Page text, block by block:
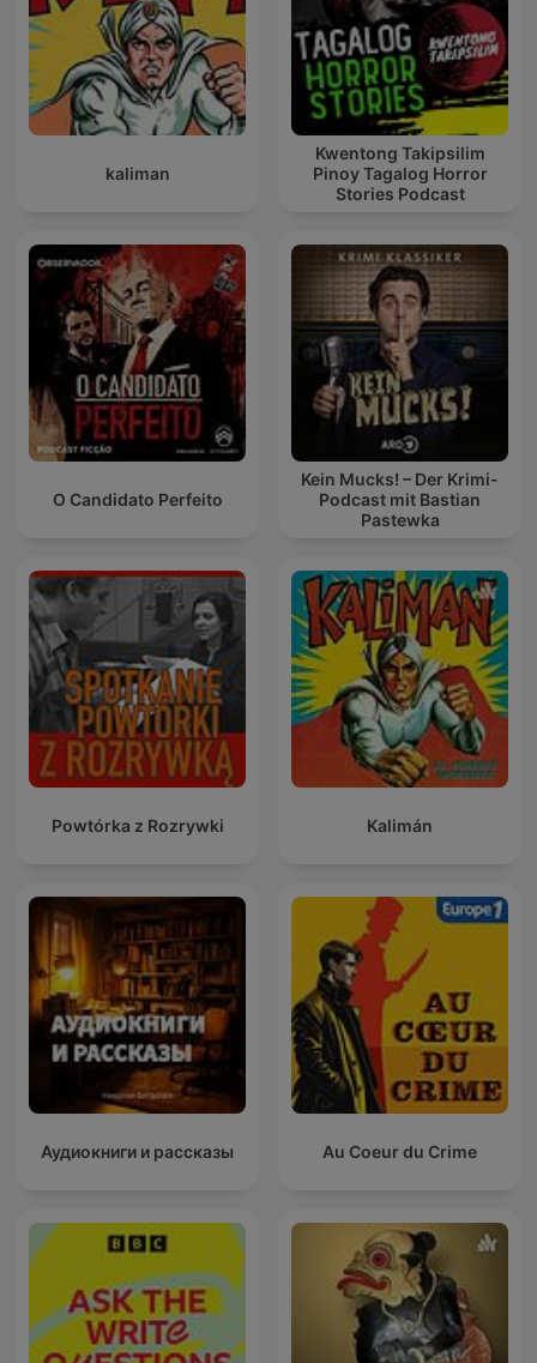
kaliman
Kwentong Takipsilim
Pinoy Tagalog Horror
Stories Podcast
O Candidato Perfeito
Kein Mucks! – Der Krimi-
Podcast mit Bastian
Pastewka
Powtórka z Rozrywki Kalimán
Аудиокниги и рассказы Au Coeur du Crime